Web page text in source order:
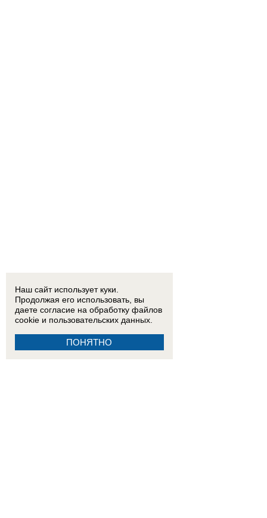
Наш сайт использует куки.
Продолжая его использовать, вы
даете согласие на обработку файлов
cookie и пользовательских данных.
ПОНЯТНО